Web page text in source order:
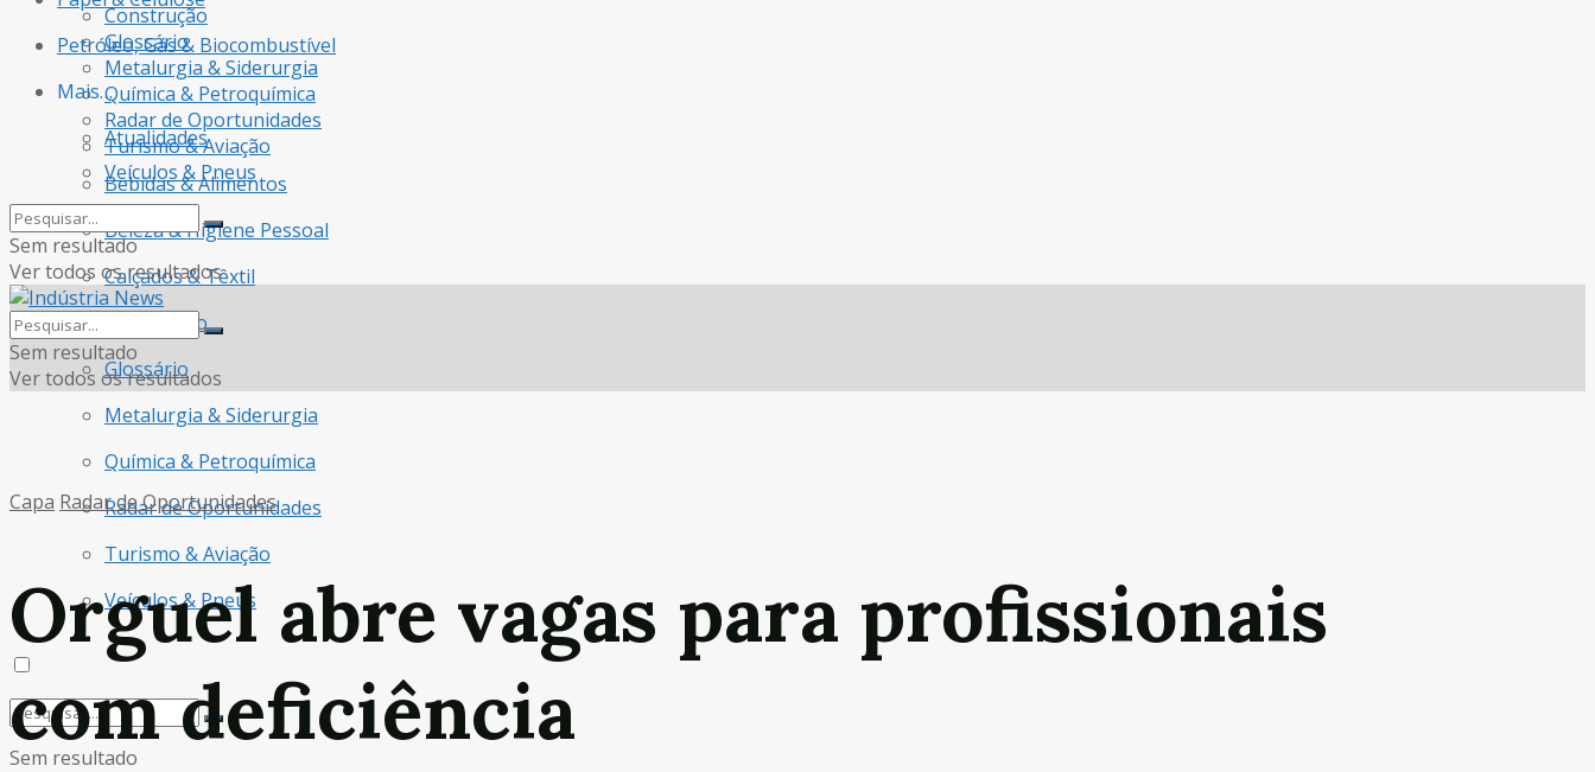
Petróleo, Gás & Biocombustível
Mais…
Atualidades
Bebidas & Alimentos
Beleza & Higiene Pessoal
Calçados & Têxtil
Construção
Glossário
Metalurgia & Siderurgia
Química & Petroquímica
Radar de Oportunidades
Turismo & Aviação
Veículos & Pneus
Sem resultado
Construção
Glossário
Metalurgia & Siderurgia
Química & Petroquímica
Radar de Oportunidades
Turismo & Aviação
Veículos & Pneus
Sem resultado
Ver todos os resultados
Sem resultado
Ver todos os resultados
Capa Radar de Oportunidades
Orguel abre vagas para profissionais
com deficiência